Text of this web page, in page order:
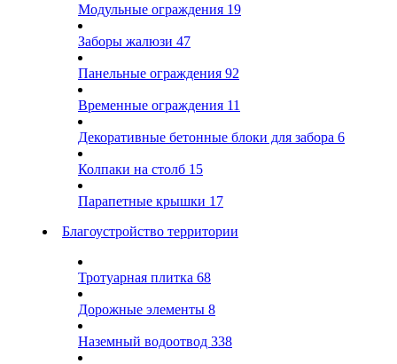
Модульные ограждения 19
Заборы жалюзи 47
Панельные ограждения 92
Временные ограждения 11
Декоративные бетонные блоки для забора 6
Колпаки на столб 15
Парапетные крышки 17
Благоустройство территории
Тротуарная плитка 68
Дорожные элементы 8
Наземный водоотвод 338